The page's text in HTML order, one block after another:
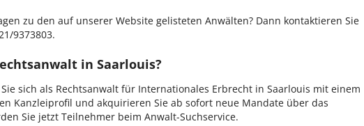
zu den auf unserer Website gelisteten Anwälten? Dann kontaktieren Sie
9373803.
in Saarlouis?
sich als Rechtsanwalt für Internationales Erbrecht in Saarlouis mit einem
Kanzleiprofil und akquirieren Sie ab sofort neue Mandate über das
Sie jetzt Teilnehmer beim Anwalt-Suchservice.